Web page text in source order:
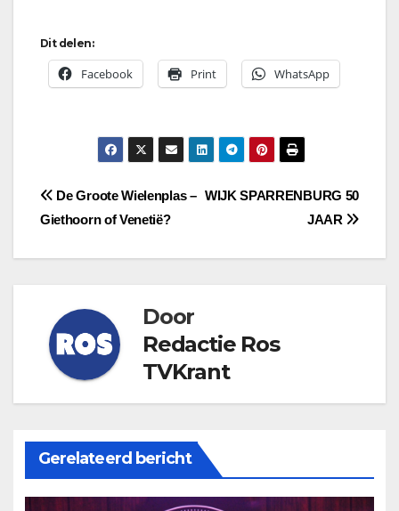
Dit delen:
Facebook Print WhatsApp
Bericht
WIJK SPARRENBURG 50
JAAR
De Groote Wielenplas –
Giethoorn of Venetië?
Door
Redactie Ros
TVKrant
Gerelateerd bericht